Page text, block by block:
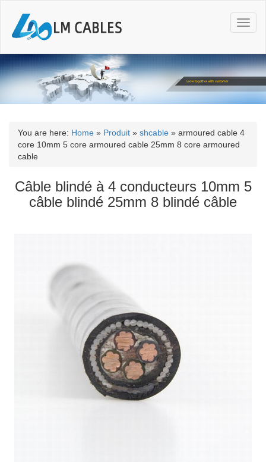
T
o
g
l
n
a
i
o
You are here: Home » Produit » shcable » armoured cable 4
core 10mm 5 core armoured cable 25mm 8 core armoured
cable
Câble blindé à 4 conducteurs 10mm 5
câble blindé 25mm 8 blindé câble